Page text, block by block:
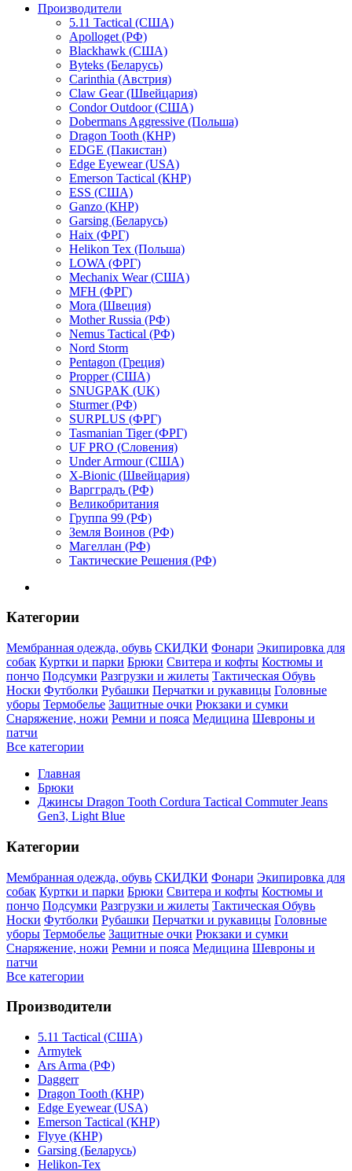
Производители
5.11 Tactical (США)
Apolloget (РФ)
Blackhawk (США)
Byteks (Беларусь)
Carinthia (Австрия)
Claw Gear (Швейцария)
Condor Outdoor (США)
Dobermans Aggressive (Польша)
Dragon Tooth (КНР)
EDGE (Пакистан)
Edge Eyewear (USA)
Emerson Tactical (КНР)
ESS (США)
Ganzo (КНР)
Garsing (Беларусь)
Haix (ФРГ)
Helikon Tex (Польша)
LOWA (ФРГ)
Mechanix Wear (США)
MFH (ФРГ)
Mora (Швеция)
Mother Russia (РФ)
Nemus Tactical (РФ)
Nord Storm
Pentagon (Греция)
Propper (США)
SNUGPAK (UK)
Sturmer (РФ)
SURPLUS (ФРГ)
Tasmanian Tiger (ФРГ)
UF PRO (Словения)
Under Armour (США)
X-Bionic (Швейцария)
Варгградъ (РФ)
Великобритания
Группа 99 (РФ)
Земля Воинов (РФ)
Магеллан (РФ)
Тактические Решения (РФ)
Категории
Мембранная одежда, обувь СКИДКИ Фонари Экипировка для
собак Куртки и парки Брюки Свитера и кофты Костюмы и
пончо Подсумки Разгрузки и жилеты Тактическая Обувь
Носки Футболки Рубашки Перчатки и рукавицы Головные
уборы Термобелье Защитные очки Рюкзаки и сумки
Снаряжение, ножи Ремни и пояса Медицина Шевроны и
патчи
Все категории
Главная
Брюки
Джинсы Dragon Tooth Cordura Tactical Commuter Jeans
Gen3, Light Blue
Категории
Мембранная одежда, обувь СКИДКИ Фонари Экипировка для
собак Куртки и парки Брюки Свитера и кофты Костюмы и
пончо Подсумки Разгрузки и жилеты Тактическая Обувь
Носки Футболки Рубашки Перчатки и рукавицы Головные
уборы Термобелье Защитные очки Рюкзаки и сумки
Снаряжение, ножи Ремни и пояса Медицина Шевроны и
патчи
Все категории
Производители
5.11 Tactical (США)
Armytek
Ars Arma (РФ)
Daggerr
Dragon Tooth (КНР)
Edge Eyewear (USA)
Emerson Tactical (КНР)
Flyye (КНР)
Garsing (Беларусь)
Helikon-Tex